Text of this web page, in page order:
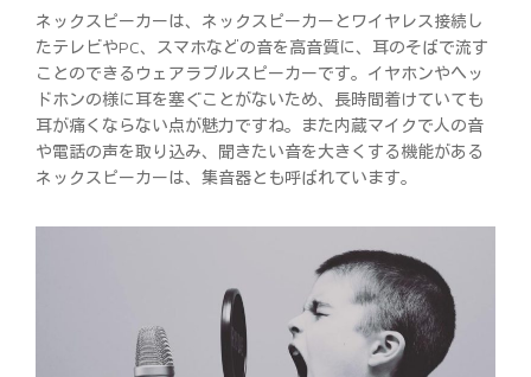
ネックスピーカーは、ネックスピーカーとワイヤレス接続し
たテレビやPC、スマホなどの音を高音質に、耳のそばで流す
ことのできるウェアラブルスピーカーです。イヤホンやヘッ
ドホンの様に耳を塞ぐことがないため、長時間着けていても
耳が痛くならない点が魅力ですね。また内蔵マイクで人の音
や電話の声を取り込み、聞きたい音を大きくする機能がある
ネックスピーカーは、集音器とも呼ばれています。